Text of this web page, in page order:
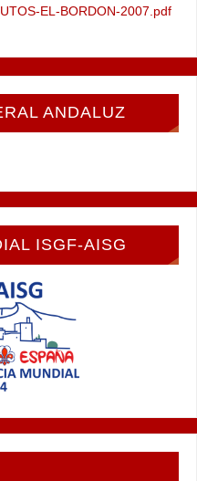
EL-BORDON-2007.pdf
ANDALUZ
ISGF-AISG